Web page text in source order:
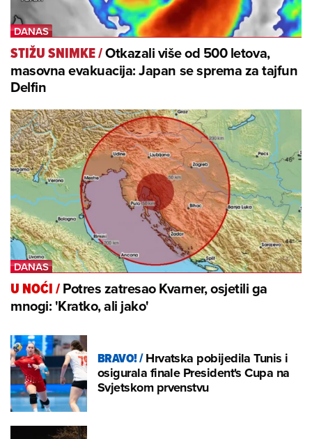
STIŽU SNIMKE/Otkazali više od 500 letova,
masovna evakuacija: Japan se sprema za tajfun
Delfin
U NOĆI/Potres zatresao Kvarner, osjetili ga
mnogi: 'Kratko, ali jako'
BRAVO!/Hrvatska pobijedila Tunis i
osigurala finale President's Cupa na
Svjetskom prvenstvu